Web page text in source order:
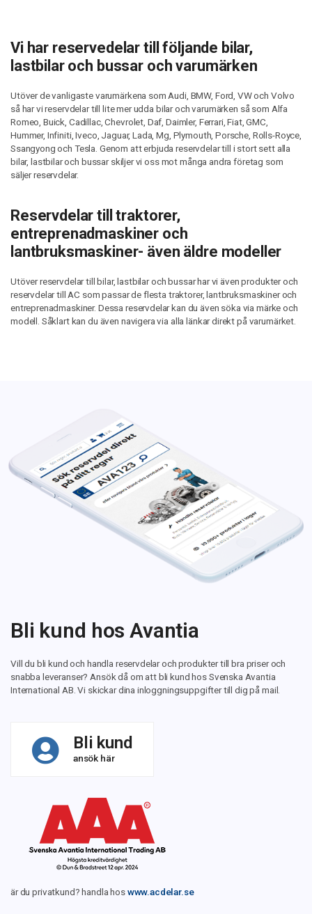
Vi har reservedelar till följande bilar,
lastbilar och bussar och varumärken
Utöver de vanligaste varumärkena som Audi, BMW, Ford, VW och Volvo
så har vi reservdelar till lite mer udda bilar och varumärken så som Alfa
Romeo, Buick, Cadillac, Chevrolet, Daf, Daimler, Ferrari, Fiat, GMC,
Hummer, Infiniti, Iveco, Jaguar, Lada, Mg, Plymouth, Porsche, Rolls-Royce,
Ssangyong och Tesla. Genom att erbjuda reservdelar till i stort sett alla
bilar, lastbilar och bussar skiljer vi oss mot många andra företag som
säljer reservdelar.
Reservdelar till traktorer,
entreprenadmaskiner och
lantbruksmaskiner- även äldre modeller
Utöver reservdelar till bilar, lastbilar och bussar har vi även produkter och
reservdelar till AC som passar de flesta traktorer, lantbruksmaskiner och
entreprenadmaskiner. Dessa reservdelar kan du även söka via märke och
modell. Såklart kan du även navigera via alla länkar direkt på varumärket.
Bli kund hos Avantia
Vill du bli kund och handla reservdelar och produkter till bra priser och
snabba leveranser? Ansök då om att bli kund hos Svenska Avantia
International AB. Vi skickar dina inloggningsuppgifter till dig på mail.
Bli kund
ansök här
är du privatkund? handla hoswww.acdelar.se